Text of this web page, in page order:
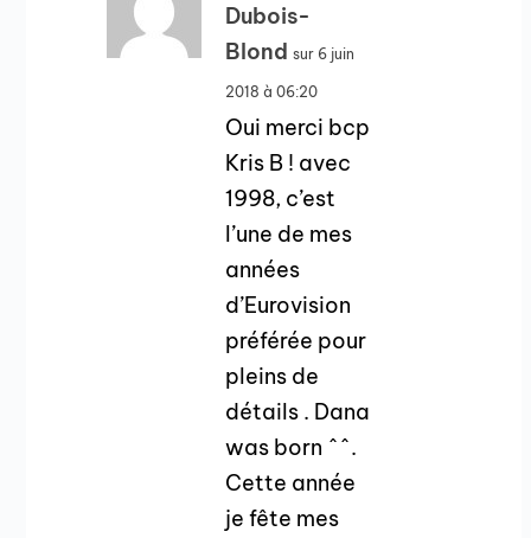
Dubois-
Blond sur 6 juin
2018 à 06:20
Oui merci bcp
Kris B ! avec
1998, c’est
l’une de mes
années
d’Eurovision
préférée pour
pleins de
détails . Dana
was born ^^.
Cette année
je fête mes